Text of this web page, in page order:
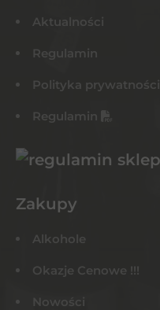
Aktualności
Regulamin
Polityka prywatności
Regulamin
Zakupy
Alkohole
Okazje Cenowe !!!
Nowości